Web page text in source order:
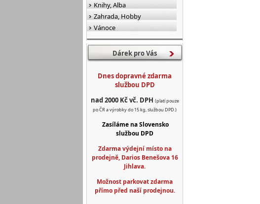
Knihy, Alba
Zahrada, Hobby
Vánoce
Dárek pro Vás
Dnes dopravné zdarma
službou DPD
nad 2000 Kč vč. DPH (platí pouze
po ČR a výrobky do 15 kg, službou DPD.)
Zasíláme na Slovensko
službou DPD
Zdarma výdejní místo na
prodejně, Darios Benešova 16
Jihlava.
Možnost parkovat zdarma
přímo před naší prodejnou.